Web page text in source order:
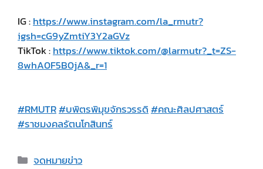
IG :https://www.instagram.com/la_rmutr?
igsh=cG9yZmtiY3Y2aGVz
TikTok :https://www.tiktok.com/@larmutr?_t=ZS-
8whA0F5B0jA&_r=1
#RMUTR#บพิตรพิมุขจักรวรรดิ#คณะศิลปศาสตร์
#ราชมงคลรัตนโกสินทร์
Categories
จดหมายข่าว